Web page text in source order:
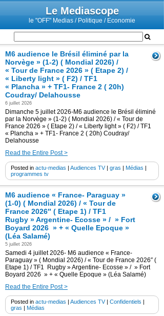
Le Mediascope
le "OFF" Medias / Politique / Economie
M6 audience le Brésil éliminé par la
Norvège » (1-2) ( Mondial 2026) /
« Tour de France 2026 » ( Etape 2) /
« Liberty light » ( F2) / TF1
« Plancha » + TF1- France 2 ( 20h)
Coudray/ Delahousse
6 juillet 2026
Dimanche 5 juillet 2026-M6 audience le Brésil éliminé
par la Norvège » (1-2) ( Mondial 2026) / « Tour de
France 2026 » ( Etape 2) / « Liberty light » ( F2) / TF1
« Plancha » + TF1- France 2 ( 20h) Coudray/
Delahousse
Read the Entire Post >
Posted in actu-medias | Audiences TV| gras | Médias |
programmes tv
M6 audience « France- Paraguay »
(1-0) ( Mondial 2026) / « Tour de
France 2026″ ( Etape 1) / TF1
Rugby » Argentine- Ecosse » / » Fort
Boyard 2026 » + « Quelle Epoque »
(Léa Salamé)
5 juillet 2026
Samedi 4 juillet 2026- M6 audience « France-
Paraguay » ( Mondial 2026) / « Tour de France 2026″ (
Etape 1) / TF1 Rugby » Argentine- Ecosse » / » Fort
Boyard 2026 » + « Quelle Epoque » (Léa Salamé)
Read the Entire Post >
Posted in actu-medias | Audiences TV| Confidentiels |
gras | Médias